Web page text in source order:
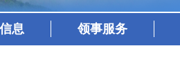
息 领事服务